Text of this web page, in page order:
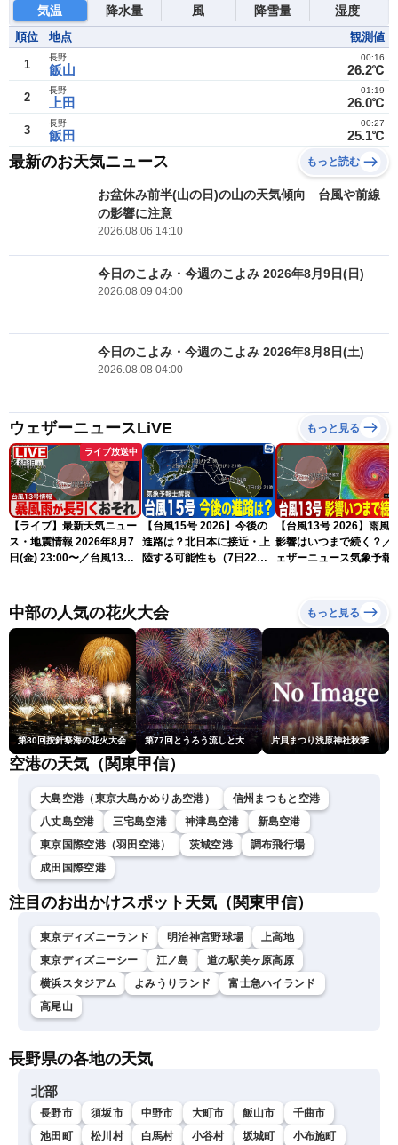
気温 降水量 風 降雪量 湿度
順位 地点 観測値
1 飯山
長野
26.2℃
00:16
2 上田
長野
26.0℃
01:19
3 飯田
長野
25.1℃
00:27
最新のお天気ニュース もっと読む
お盆休み前半(山の日)の山の天気傾向 台風や前線
の影響に注意
2026.08.06 14:10
今日のこよみ・今週のこよみ 2026年8月9日(日)
2026.08.09 04:00
今日のこよみ・今週のこよみ 2026年8月8日(土)
2026.08.08 04:00
ウェザーニュースLiVE もっと見る
ライブ放送中
【ライブ】最新天気ニュー
ス・地震情報 2026年8月7
日(金) 23:00〜／台風13号
【台風15号 2026】今後の
進路は？北日本に接近・上
陸する可能性も（7日22時
【台風13号 2026】雨風
影響はいつまで続く？／
ェザーニュース気象予報
中部の人気の花火大会 もっと見る
第80回按針祭海の花火大会 第77回とうろう流しと大花火大会 片貝まつり浅原神社秋季例大祭奉納大煙火
空港の天気（関東甲信）
大島空港（東京大島かめりあ空港）
信州まつもと空港
八丈島空港
三宅島空港 神津島空港
新島空港
東京国際空港（羽田空港）
茨城空港
調布飛行場
成田国際空港
注目のお出かけスポット天気（関東甲信）
東京ディズニーランド 明治神宮野球場
上高地
東京ディズニーシー
江ノ島
道の駅美ヶ原高原
横浜スタジアム
よみうりランド
富士急ハイランド
高尾山
長野県の各地の天気
北部
長野市 須坂市 中野市 大町市 飯山市
千曲市
池田町
松川村 白馬村 小谷村 坂城町 小布施町